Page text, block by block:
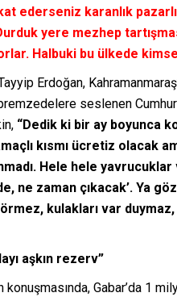
ederseniz karanlık
yere mezhep
Halbuki bu ülkede
Erdoğan,
seslenen
“Dedik ki bir ay boyunca
kısmı ücretiz olacak
Hele hele
ne zaman çıkacak’. Ya
kulakları var
aşkın rezerv”
konuşmasında, Gabar’da 1